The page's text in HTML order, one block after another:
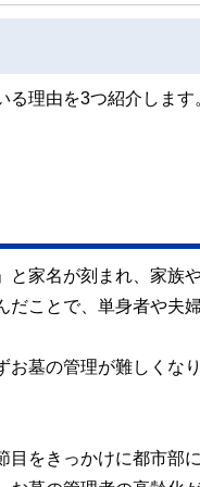
る理由を3つ紹介しま
家名が刻まれ、家族
ことで、単身者や夫
墓の管理が難しくな
目をきっかけに都市部